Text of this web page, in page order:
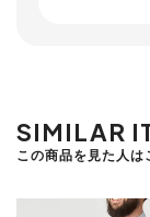
SIMILAR
この商品を見た人は